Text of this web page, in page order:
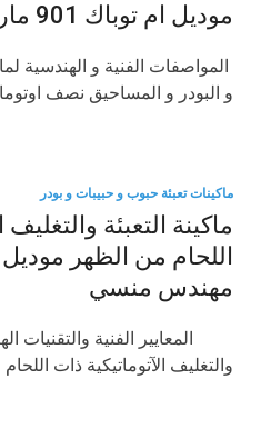
موديل ام توباك 901 ماركة المهندس منسي
المواصفات الفنية و الهندسية
و البودر و المساحيق نصف
ماكينات تعبئة حبوب و حبيبات و بودر
ماكينة التعبئة والتغليف
مهندس منسي
المعايير الفنية والتقنيات
والتغليف الآتوماتيكية ذات